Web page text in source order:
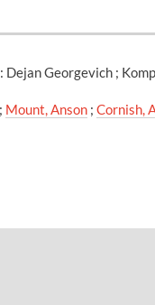
Georgevich ;
Mount, Anson; Cornish,